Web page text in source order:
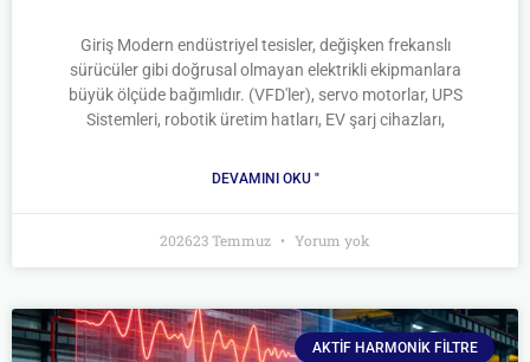
Giriş Modern endüstriyel tesisler, değişken frekanslı
sürücüler gibi doğrusal olmayan elektrikli ekipmanlara
büyük ölçüde bağımlıdır. (VFD'ler), servo motorlar, UPS
Sistemleri, robotik üretim hatları, EV şarj cihazları,
DEVAMINI OKU "
202623 Temmuz Yorum yok
AKTIF HARMONIK FILTRE